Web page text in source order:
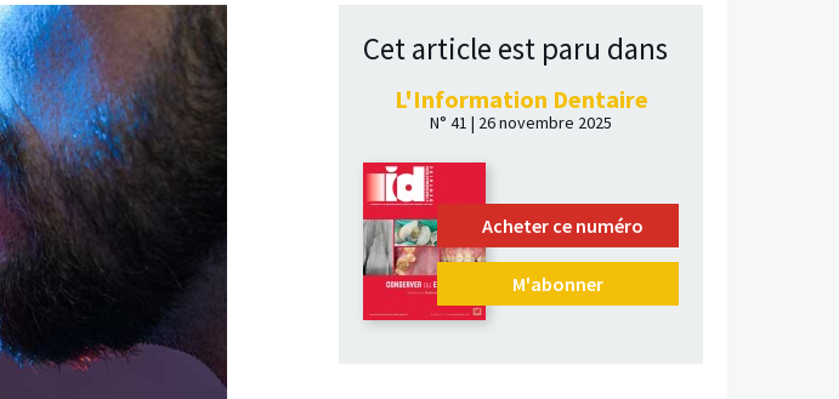
Cet article est paru dans
L'Information Dentaire
N° 41 | 26 novembre 2025
Acheter ce numéro
M'abonner